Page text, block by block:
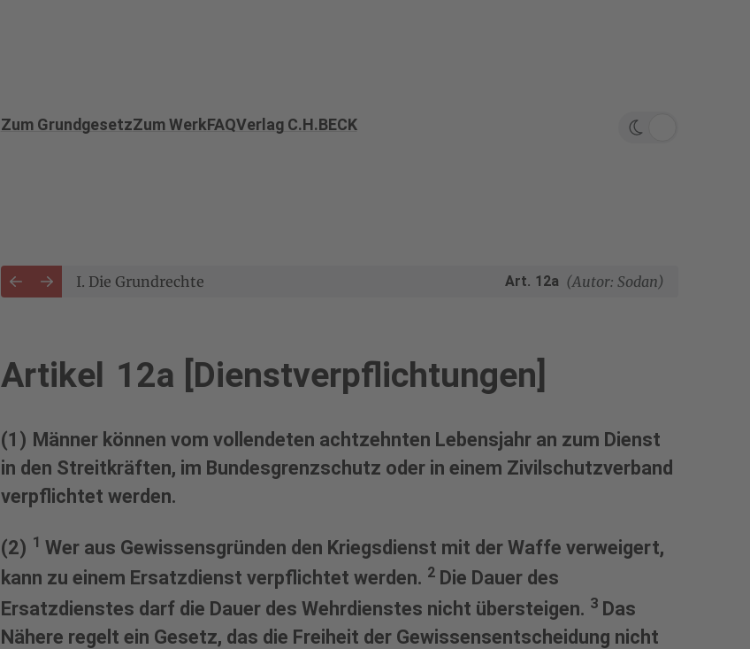
Zum GrundgesetzZum WerkFAQVerlag C.H.BECK
ZurückWeiter
I. Die Grundrechte Art. 12a (Autor: Sodan)
Artikel 12a [Dienstverpflichtungen]
(1) Männer können vom vollendeten achtzehnten Lebensjahr an zum Dienst
in den Streitkräften, im Bundesgrenzschutz oder in einem Zivilschutzverband
verpflichtet werden.
(2) 1 Wer aus Gewissensgründen den Kriegsdienst mit der Waffe verweigert,
kann zu einem Ersatzdienst verpflichtet werden. 2Die Dauer des
Ersatzdienstes darf die Dauer des Wehrdienstes nicht übersteigen. 3Das
Nähere regelt ein Gesetz, das die Freiheit der Gewissensentscheidung nicht